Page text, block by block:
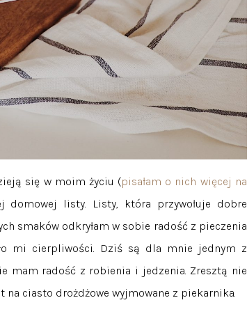
się w moim życiu (pisałam o nich więcej na
domowej listy. Listy, która przywołuje dobre
smaków odkryłam w sobie radość z pieczenia
mi cierpliwości. Dziś są dla mnie jednym z
mam radość z robienia i jedzenia. Zresztą nie
ciasto drożdżowe wyjmowane z piekarnika.